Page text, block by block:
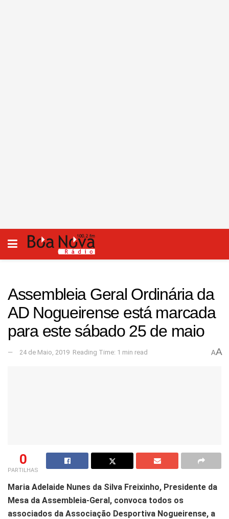
Assembleia Geral Ordinária da
AD Nogueirense está marcada
para este sábado 25 de maio
24 de Maio, 2019 Reading Time: 1 min read AA
0
PARTILHAS
Maria Adelaide Nunes da Silva Freixinho, Presidente da
Mesa da Assembleia-Geral, convoca todos os
associados da Associação Desportiva Nogueirense, a